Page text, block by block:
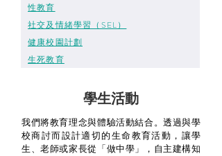
性教育
​社交及情緒學習（SEL）
健康校園計劃
生死教育
學生活動
我們將教育理念與體驗活動結合。透過與學
校商討而設計適切的生命教育活動，讓學
生、老師或家長從「做中學」，自主建構知